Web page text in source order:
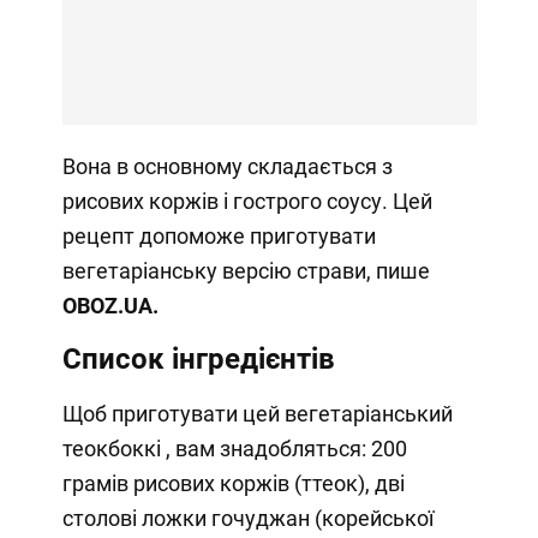
Вона в основному складається з
рисових коржів і гострого соусу. Цей
рецепт допоможе приготувати
вегетаріанську версію страви, пише
OBOZ.UA.
Список інгредієнтів
Щоб приготувати цей вегетаріанський
теокбоккі , вам знадобляться: 200
грамів рисових коржів (ттеок), дві
столові ложки гочуджан (корейської